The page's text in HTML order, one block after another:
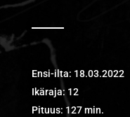
Ensi-ilta: 18.03.2022
Ikäraja: 12
Pituus: 127 min.